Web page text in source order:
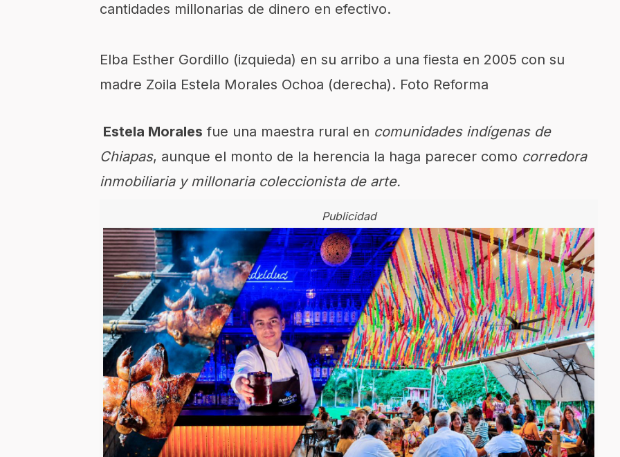
cantidades millonarias de dinero en efectivo.
Elba Esther Gordillo (izquieda) en su arribo a una fiesta en 2005 con su
madre Zoila Estela Morales Ochoa (derecha). Foto Reforma
Estela Morales fue una maestra rural en comunidades indígenas de
Chiapas, aunque el monto de la herencia la haga parecer como corredora
inmobiliaria y millonaria coleccionista de arte.
Publicidad